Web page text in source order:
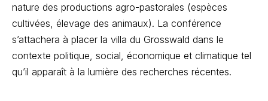
nature des productions agro-pastorales (espèces
cultivées, élevage des animaux). La conférence
s’attachera à placer la villa du Grosswald dans le
contexte politique, social, économique et climatique tel
qu’il apparaît à la lumière des recherches récentes.